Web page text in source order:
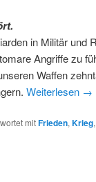
in Militär und
Angriffe zu
Waffen
Weiterlesen →
mitFrieden, Krieg,